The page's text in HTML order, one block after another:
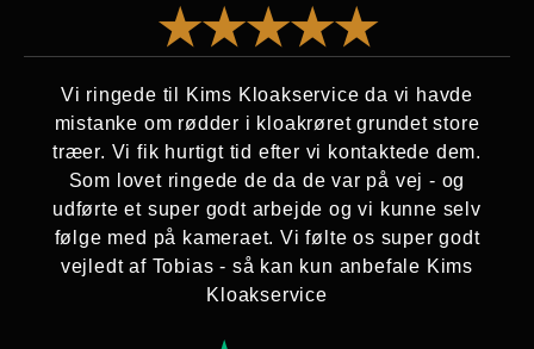
★★★★★
Vi ringede til Kims Kloakservice da vi havde
mistanke om rødder i kloakrøret grundet store
træer. Vi fik hurtigt tid efter vi kontaktede dem.
Som lovet ringede de da de var på vej - og
udførte et super godt arbejde og vi kunne selv
følge med på kameraet. Vi følte os super godt
vejledt af Tobias - så kan kun anbefale Kims
Kloakservice